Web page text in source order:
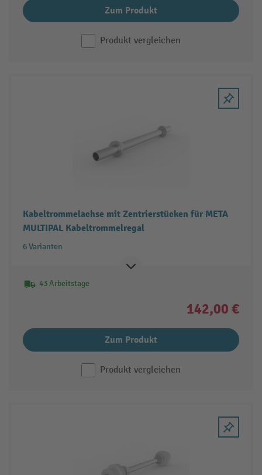
Zum Produkt
Produkt vergleichen
Kabeltrommelachse mit Zentrierstücken für META
MULTIPAL Kabeltrommelregal
6 Varianten
43 Arbeitstage
142,00 €
Zum Produkt
Produkt vergleichen